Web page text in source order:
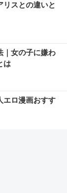
リスとの違いと
｜女の子に嫌わ
は
エロ漫画おすす